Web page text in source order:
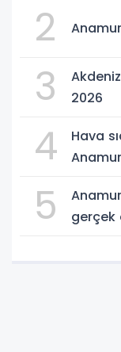
2
3
2026
4
Hava
5
gerçek